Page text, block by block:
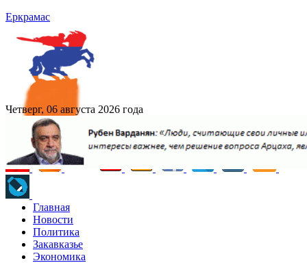
Еркрамас
Четверг, 06 августа 2026 года
Главная
Новости
Политика
Закавказье
Экономика